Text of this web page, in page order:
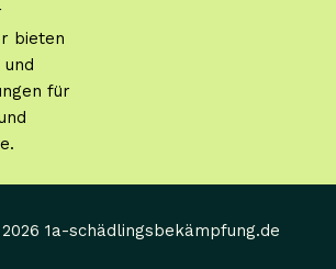
bieten
für
1a-schädlingsbekämpfung.de